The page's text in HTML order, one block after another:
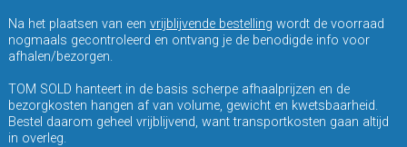
Na het plaatsen van een vrijblijvende bestelling wordt de voorraad
nogmaals gecontroleerd en ontvang je de benodigde info voor
afhalen/bezorgen.
TOM SOLD hanteert in de basis scherpe afhaalprijzen en de
bezorgkosten hangen af van volume, gewicht en kwetsbaarheid.
Bestel daarom geheel vrijblijvend, want transportkosten gaan altijd
in overleg.